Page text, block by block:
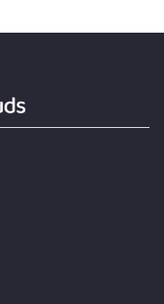
rett hjem